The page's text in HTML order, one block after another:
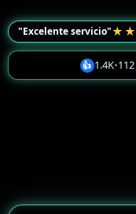
"Excelente servicio"
👍 1.4K•